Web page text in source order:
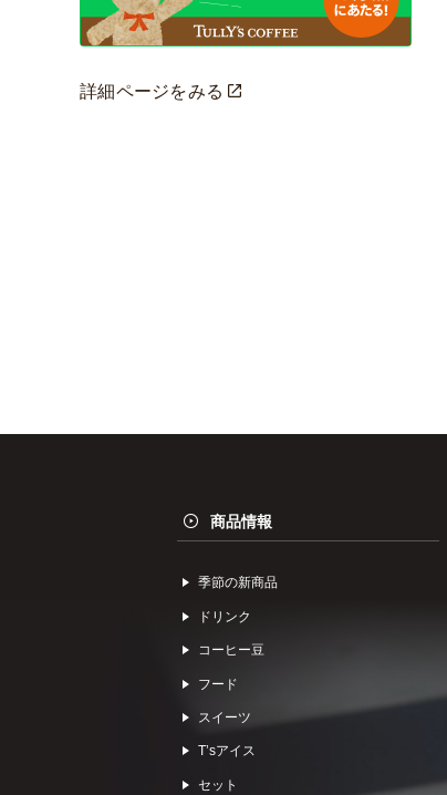
詳細ページをみる
商品情報
季節の新商品
ドリンク
コーヒー⾖
フード
スイーツ
Tʼsアイス
セット